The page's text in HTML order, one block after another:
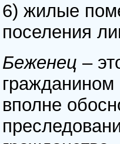
6) жилые
поселения
Беженец –
гражданином
вполне